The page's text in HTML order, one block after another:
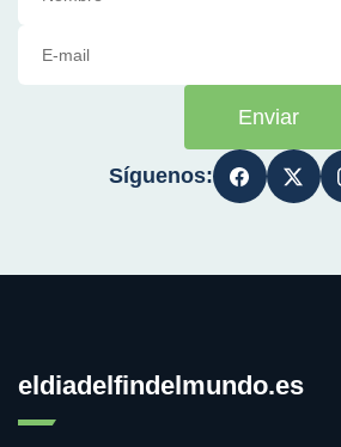
Enviar
Síguenos:
eldiadelfindelmundo.es